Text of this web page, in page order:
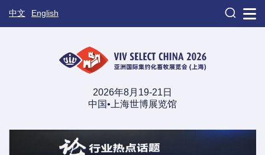
中文 English 
2026年8月19-21日
中国•上海世博展览馆